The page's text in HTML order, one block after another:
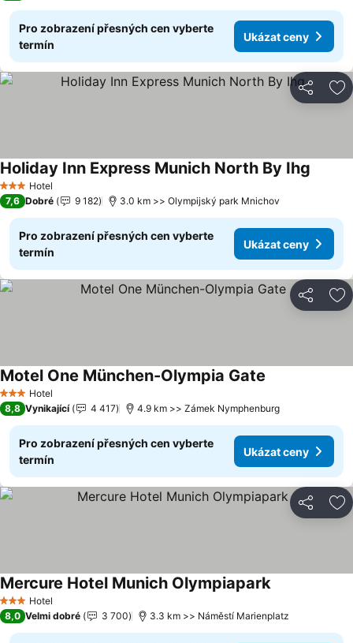
Pro zobrazení přesných cen vyberte
termín
Ukázat ceny
Sdílet
3 Počet hvězdiček
Hotel
Holiday Inn Express Munich North By Ihg
7,6 Dobré 9 182 3.0 km >> Olympijský park Mnichov
Pro zobrazení přesných cen vyberte
termín
Ukázat ceny
Sdílet
3 Počet hvězdiček
Hotel
Motel One München-Olympia Gate
8,8 Vynikající 4 417 4.9 km >> Zámek Nymphenburg
Pro zobrazení přesných cen vyberte
termín
Ukázat ceny
Sdílet
3 Počet hvězdiček
Hotel
Mercure Hotel Munich OlympiaparkUkázat ceny
8,0 Velmi dobré 3 700 3.3 km >> Náměstí Marienplatz